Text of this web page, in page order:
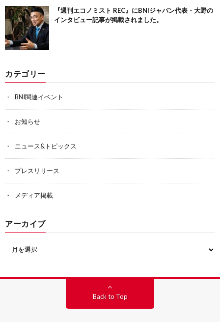
『週刊エコノミスト REC』にBNIジャパン代表・大野の
インタビュー記事が掲載されました。
カテゴリー
BNI関連イベント
お知らせ
ニュース&トピックス
プレスリリース
メディア掲載
アーカイブ
Back to Top